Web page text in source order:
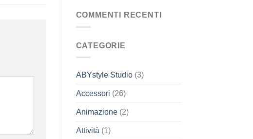
COMMENTI RECENTI
CATEGORIE
ABYstyle Studio(3)
Accessori (26)
Animazione(2)
Attività (1)